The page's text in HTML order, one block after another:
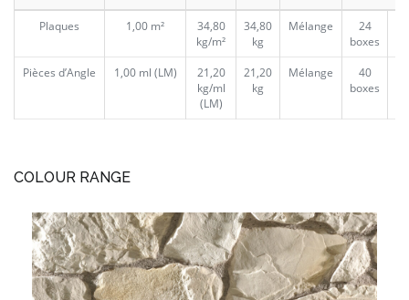
Plaques 1,00 m²
34,80
kg/m²
34,80
kg
Mélange
24
boxes
Pièces d’Angle
1,00 ml (LM)
21,20
kg/ml
(LM)
21,20
kg
Mélange
40
boxes
COLOUR RANGE